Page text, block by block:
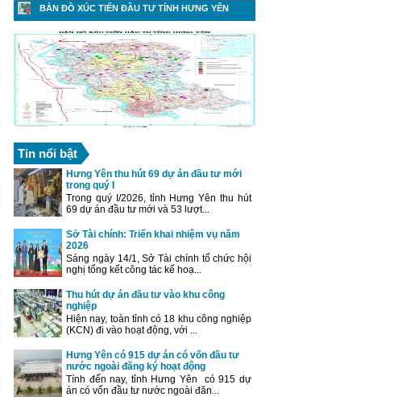
BẢN ĐỒ XÚC TIẾN ĐẦU TƯ TỈNH HƯNG YÊN
Tin nổi bật
Hưng Yên thu hút 69 dự án đầu tư mới
trong quý I
Trong quý I/2026, tỉnh Hưng Yên thu hút
69 dự án đầu tư mới và 53 lượt...
Sở Tài chính: Triển khai nhiệm vụ năm
2026
Sáng ngày 14/1, Sở Tài chính tổ chức hội
nghị tổng kết công tác kế hoạ...
Thu hút dự án đầu tư vào khu công
nghiệp
Hiện nay, toàn tỉnh có 18 khu công nghiệp
(KCN) đi vào hoạt động, với ...
Hưng Yên có 915 dự án có vốn đầu tư
nước ngoài đăng ký hoạt động
Tính đến nay, tỉnh Hưng Yên có 915 dự
án có vốn đầu tư nước ngoài đăn...